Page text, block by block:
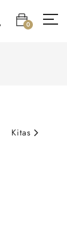
0
Kitas